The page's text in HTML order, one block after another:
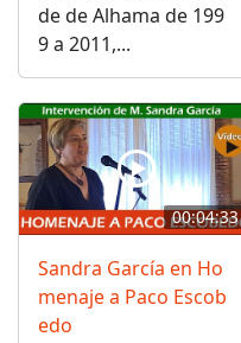
de de Alhama de 199
9 a 2011,...
00:04:33
Sandra García en Ho
menaje a Paco Escob
edo